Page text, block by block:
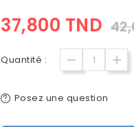
37,800 TND
Quantité :
Posez une question